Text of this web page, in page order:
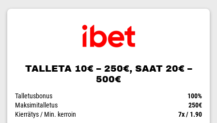
TALLETA 10€ – 250€, SAAT 20€ –
500€
Talletusbonus
100%
Maksimitalletus
250€
Kierrätys / Min. kerroin
7x / 1.90